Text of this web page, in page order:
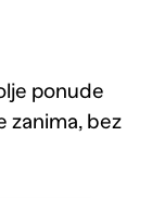
ponude
zanima, bez